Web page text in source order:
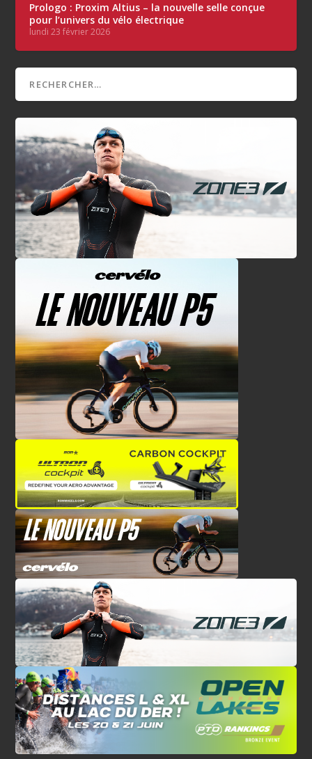
Prologo : Proxim Altius – la nouvelle selle conçue
pour l’univers du vélo électrique
lundi 23 février 2026